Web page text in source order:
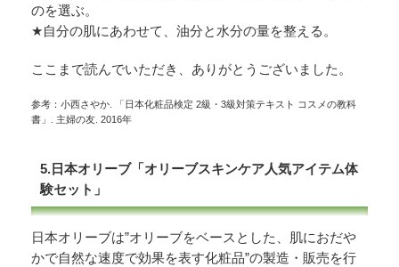
のを選ぶ。
★自分の肌にあわせて、油分と水分の量を整える。
ここまで読んでいただき、ありがとうございました。
参考：小西さやか. 「日本化粧品検定 2級・3級対策テキスト コスメの教科
書」. 主婦の友. 2016年
5.日本オリーブ「オリーブスキンケア人気アイテム体
験セット」
日本オリーブは”オリーブをベースとした、肌におだや
かで自然な速度で効果を表す化粧品”の製造・販売を行